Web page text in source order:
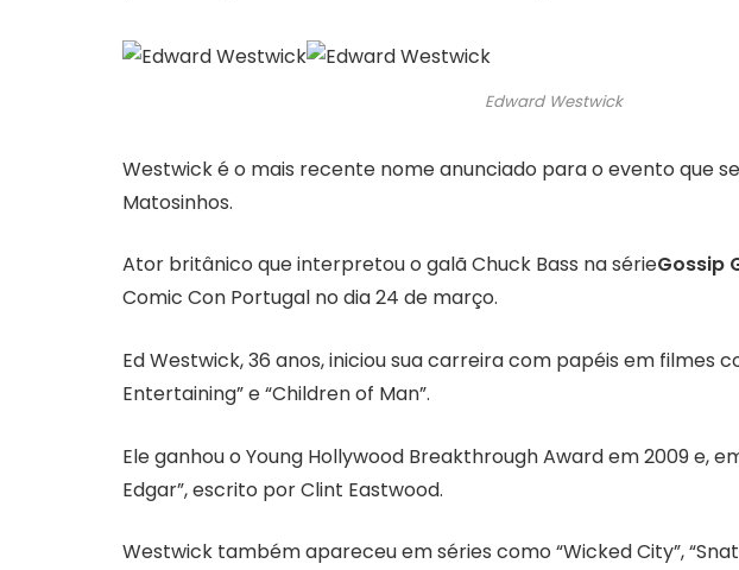
Edward Westwick
Westwick é o mais recente nome anunciado para o evento que
Matosinhos.
Ator britânico que interpretou o galã Chuck Bass na sérieGossip
Comic Con Portugal no dia 24 de março.
Ed Westwick, 36 anos, iniciou sua carreira com papéis em filmes
Entertaining” e “Children of Man”.
Ele ganhou o Young Hollywood Breakthrough Award em 2009 e,
Edgar”, escrito por Clint Eastwood.
Westwick também apareceu em séries como “Wicked City”,